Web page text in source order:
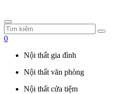
0
Nội thất gia đình
Nội thất văn phòng
Nội thất cửa tiệm